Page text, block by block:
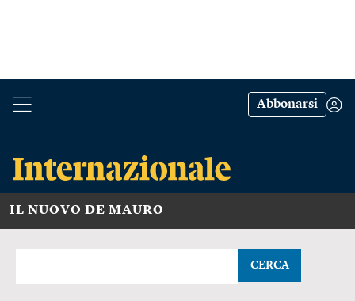
Abbonarsi
IL NUOVO DE MAURO
CERCA